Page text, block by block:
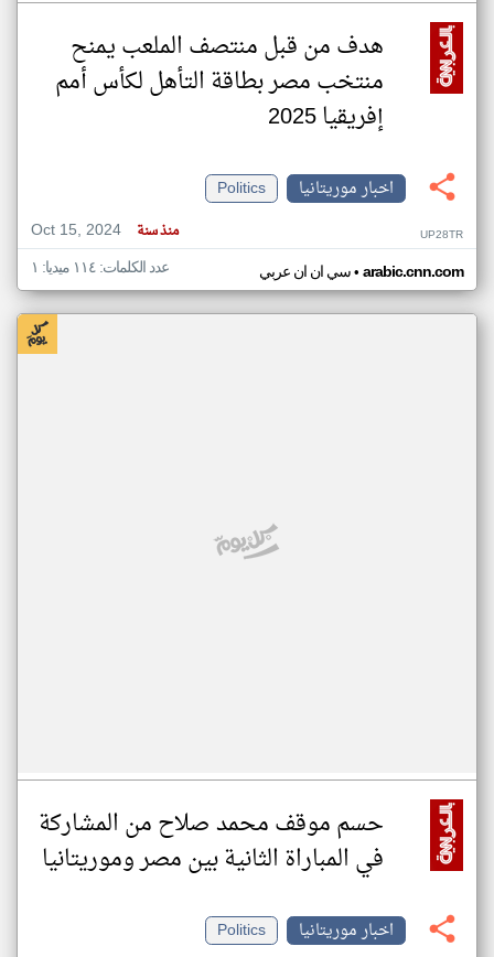
هدف من قبل منتصف الملعب يمنح
منتخب مصر بطاقة التأهل لكأس أمم
إفريقيا 2025
اخبار موريتانيا
Politics
Oct 15, 2024
منذ سنة UP28TR
سي ان ان عربي• arabic.cnn.com عدد الكلمات: ١١٤ ميديا: ١
حسم موقف محمد صلاح من المشاركة
في المباراة الثانية بين مصر وموريتانيا
اخبار موريتانيا
Politics